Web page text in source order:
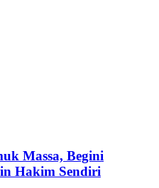
Massa, Begini
Hakim Sendiri